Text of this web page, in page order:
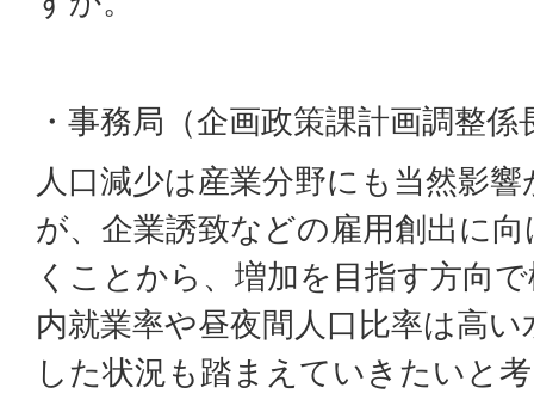
・事務局（企画政策課計画調整係
人口減少は産業分野にも当然影
が、企業誘致などの雇用創出に
くことから、増加を目指す方向
内就業率や昼夜間人口比率は高
した状況も踏まえていきたいと